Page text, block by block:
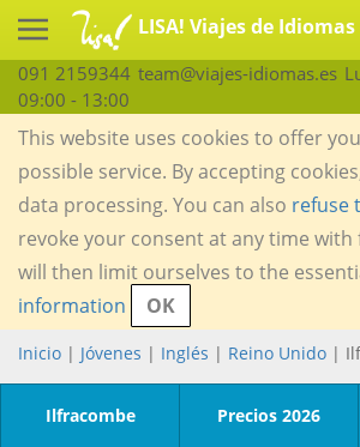
LISA! Viajes de Idiomas
091 2159344 team@viajes-idiomas.es
09:00 - 13:00
This website uses cookies to offer
possible service. By accepting
data processing. You can also refuse
revoke your consent at any time
will then limit ourselves to the
information
OK
Inicio | Jóvenes | Inglés | Reino Unido |
Ilfracombe Precios 2026